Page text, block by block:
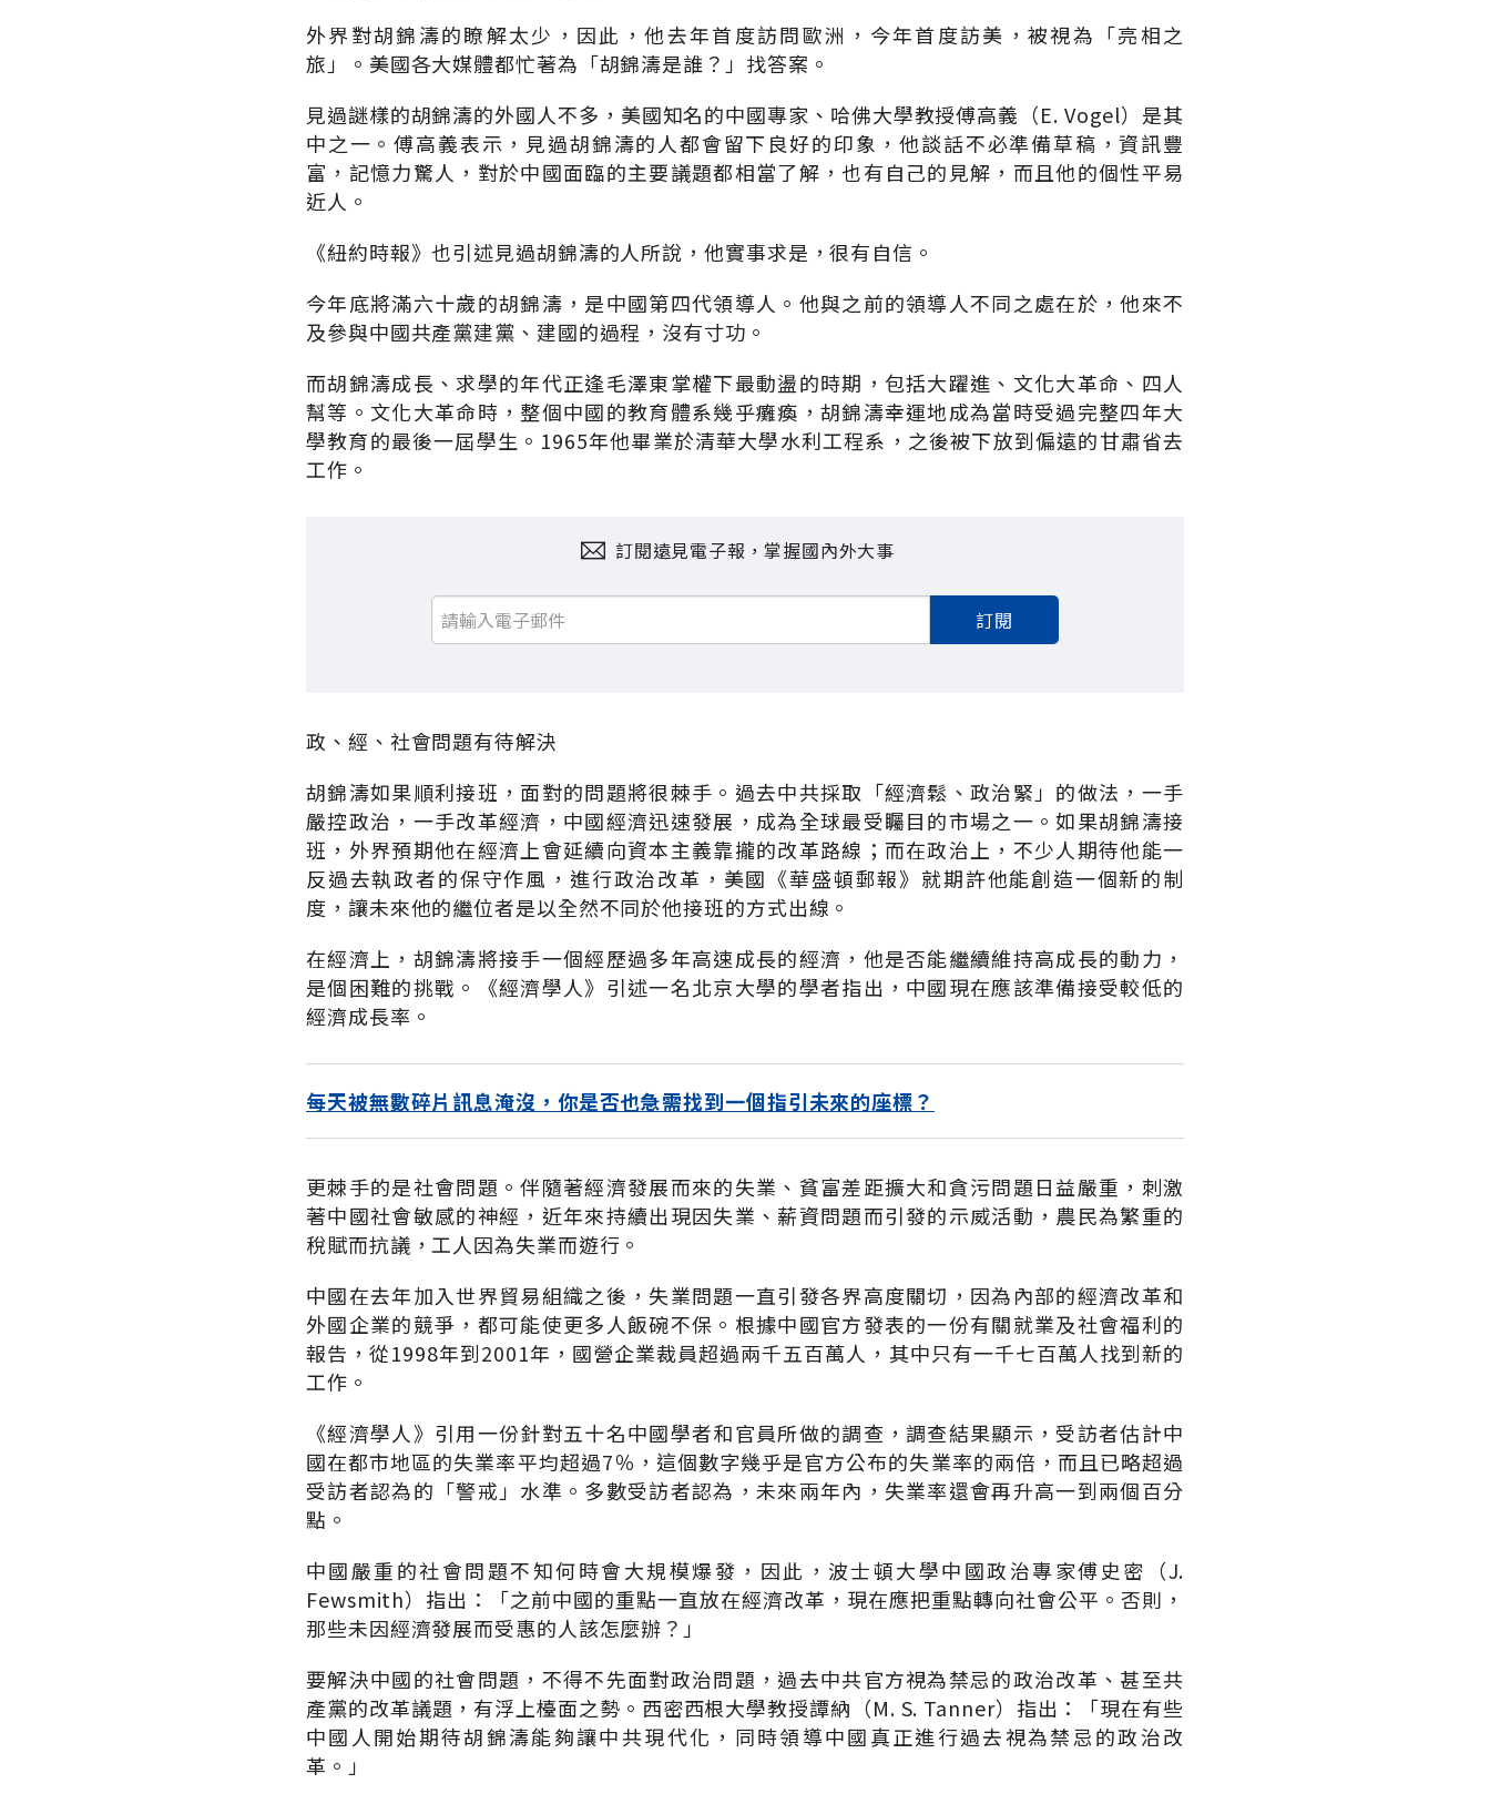
外界對胡錦濤的瞭解太少，因此，他去年首度訪問歐洲，今年首度訪美，被視為「亮相之
旅」。美國各大媒體都忙著為「胡錦濤是誰？」找答案。
見過謎樣的胡錦濤的外國人不多，美國知名的中國專家、哈佛大學教授傅高義（E. Vogel）是其
中之一。傅高義表示，見過胡錦濤的人都會留下良好的印象，他談話不必準備草稿，資訊豐
富，記憶力驚人，對於中國面臨的主要議題都相當了解，也有自己的見解，而且他的個性平易
近人。
《紐約時報》也引述見過胡錦濤的人所說，他實事求是，很有自信。
今年底將滿六十歲的胡錦濤，是中國第四代領導人。他與之前的領導人不同之處在於，他來不
及參與中國共產黨建黨、建國的過程，沒有寸功。
而胡錦濤成長、求學的年代正逢毛澤東掌權下最動盪的時期，包括大躍進、文化大革命、四人
幫等。文化大革命時，整個中國的教育體系幾乎癱瘓，胡錦濤幸運地成為當時受過完整四年大
學教育的最後一屆學生。1965年他畢業於清華大學水利工程系，之後被下放到偏遠的甘肅省去
工作。
訂閱遠見電子報，掌握國內外大事
訂閱
政、經、社會問題有待解決
胡錦濤如果順利接班，面對的問題將很棘手。過去中共採取「經濟鬆、政治緊」的做法，一手
嚴控政治，一手改革經濟，中國經濟迅速發展，成為全球最受矚目的市場之一。如果胡錦濤接
班，外界預期他在經濟上會延續向資本主義靠攏的改革路線；而在政治上，不少人期待他能一
反過去執政者的保守作風，進行政治改革，美國《華盛頓郵報》就期許他能創造一個新的制
度，讓未來他的繼位者是以全然不同於他接班的方式出線。
在經濟上，胡錦濤將接手一個經歷過多年高速成長的經濟，他是否能繼續維持高成長的動力，
是個困難的挑戰。《經濟學人》引述一名北京大學的學者指出，中國現在應該準備接受較低的
經濟成長率。
每天被無數碎片訊息淹沒，你是否也急需找到一個指引未來的座標？
更棘手的是社會問題。伴隨著經濟發展而來的失業、貧富差距擴大和貪污問題日益嚴重，刺激
著中國社會敏感的神經，近年來持續出現因失業、薪資問題而引發的示威活動，農民為繁重的
稅賦而抗議，工人因為失業而遊行。
中國在去年加入世界貿易組織之後，失業問題一直引發各界高度關切，因為內部的經濟改革和
外國企業的競爭，都可能使更多人飯碗不保。根據中國官方發表的一份有關就業及社會福利的
報告，從1998年到2001年，國營企業裁員超過兩千五百萬人，其中只有一千七百萬人找到新的
工作。
《經濟學人》引用一份針對五十名中國學者和官員所做的調查，調查結果顯示，受訪者估計中
國在都市地區的失業率平均超過7％，這個數字幾乎是官方公布的失業率的兩倍，而且已略超過
受訪者認為的「警戒」水準。多數受訪者認為，未來兩年內，失業率還會再升高一到兩個百分
點。
中國嚴重的社會問題不知何時會大規模爆發，因此，波士頓大學中國政治專家傅史密（J.
Fewsmith）指出：「之前中國的重點一直放在經濟改革，現在應把重點轉向社會公平。否則，
那些未因經濟發展而受惠的人該怎麼辦？」
要解決中國的社會問題，不得不先面對政治問題，過去中共官方視為禁忌的政治改革、甚至共
產黨的改革議題，有浮上檯面之勢。西密西根大學教授譚納（M. S. Tanner）指出：「現在有些
中國人開始期待胡錦濤能夠讓中共現代化，同時領導中國真正進行過去視為禁忌的政治改
革。」